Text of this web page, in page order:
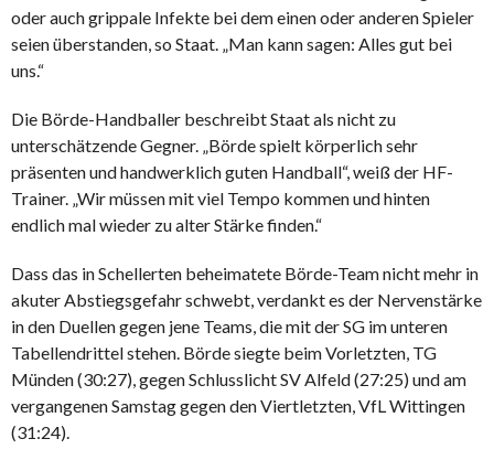
oder auch grippale Infekte bei dem einen oder anderen Spieler
seien überstanden, so Staat. „Man kann sagen: Alles gut bei
uns.“
Die Börde-Handballer beschreibt Staat als nicht zu
unterschätzende Gegner. „Börde spielt körperlich sehr
präsenten und handwerklich guten Handball“, weiß der HF-
Trainer. „Wir müssen mit viel Tempo kommen und hinten
endlich mal wieder zu alter Stärke finden.“
Dass das in Schellerten beheimatete Börde-Team nicht mehr in
akuter Abstiegsgefahr schwebt, verdankt es der Nervenstärke
in den Duellen gegen jene Teams, die mit der SG im unteren
Tabellendrittel stehen. Börde siegte beim Vorletzten, TG
Münden (30:27), gegen Schlusslicht SV Alfeld (27:25) und am
vergangenen Samstag gegen den Viertletzten, VfL Wittingen
(31:24).